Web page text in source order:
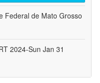
Federal de Mato Grosso
2024-Sun Jan 31